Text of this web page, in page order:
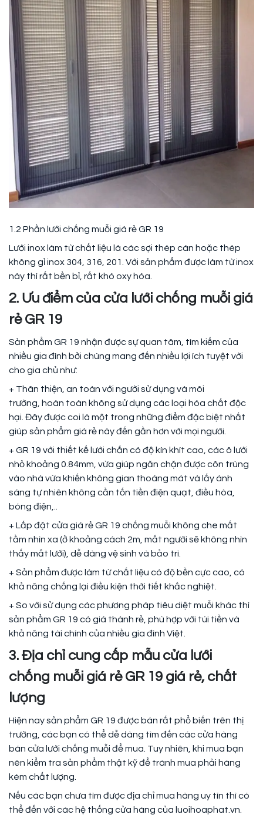
1.2 Phần lưới chống muỗi giá rẻ GR 19
Lưới inox làm từ chất liệu là các sợi thép cán hoặc thép
không gỉ inox 304, 316, 201. Với sản phẩm được làm từ inox
này thì rất bền bỉ, rất khó oxy hóa.
2. Ưu điểm của cửa lưới chống muỗi giá
rẻ GR 19
Sản phẩm GR 19 nhận được sự quan tâm, tìm kiếm của
nhiều gia đình bởi chúng mang đến nhiều lợi ích tuyệt vời
cho gia chủ như:
+ Thân thiện, an toàn với người sử dụng và môi
trường, hoàn toàn không sử dụng các loại hóa chất độc
hại. Đây được coi là một trong những điểm đặc biệt nhất
giúp sản phẩm giá rẻ này đến gần hơn với mọi người.
+ GR 19 với thiết kế lưới chắn có độ kín khít cao, các ô lưới
nhỏ khoảng 0.84mm, vừa giúp ngăn chặn được côn trùng
vào nhà vừa khiến không gian thoáng mát và lấy ánh
sáng tự nhiên không cần tốn tiền điện quạt, điều hòa,
bóng điện,..
+ Lắp đặt cửa giá rẻ GR 19 chống muỗi không che mất
tầm nhìn xa (ở khoảng cách 2m, mắt người sẽ không nhìn
thấy mắt lưới), dễ dàng vệ sinh và bảo trì.
+ Sản phẩm được làm từ chất liệu có độ bền cực cao, có
khả năng chống lại điều kiện thời tiết khắc nghiệt.
+ So với sử dụng các phương pháp tiêu diệt muỗi khác thì
sản phẩm GR 19 có giá thành rẻ, phù hợp với túi tiền và
khả năng tài chính của nhiều gia đình Việt.
3. Địa chỉ cung cấp mẫu cửa lưới
chống muỗi giá rẻ GR 19 giá rẻ, chất
lượng
Hiện nay sản phẩm GR 19 được bán rất phổ biến trên thị
trường, các bạn có thể dễ dàng tìm đến các cửa hàng
bán cửa lưới chống muỗi để mua. Tuy nhiên, khi mua bạn
nên kiểm tra sản phẩm thật kỹ để tránh mua phải hàng
kém chất lượng.
Nếu các bạn chưa tìm được địa chỉ mua hàng uy tín thì có
thể đến với các hệ thống cửa hàng của luoihoaphat.vn.